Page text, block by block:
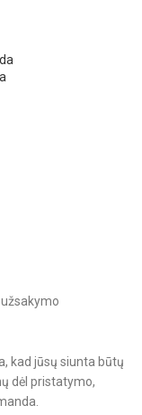
kad jūsų siunta būtų
dėl pristatymo,